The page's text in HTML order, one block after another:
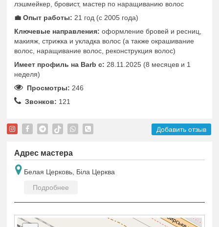
лэшмейкер, бровист, мастер по наращиванию волос
💼 Опыт работы: 21 год (с 2005 года)
Ключевые направления: оформление бровей и ресниц,
макияж, стрижка и укладка волос (а также окрашивание
волос, наращивание волос, реконструкция волос)
Имеет профиль на Barb c: 28.11.2025 (8 месяцев и 1
неделя)
Просмотры: 246
Звонков: 121
Добавить отзыв
Адрес мастера
Белая Церковь, Біла Церква
Подробнее